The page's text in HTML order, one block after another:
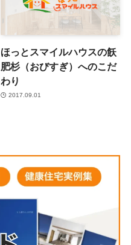
ほっとスマイルハウスの飫
肥杉（おびすぎ）へのこだ
わり
2017.09.01